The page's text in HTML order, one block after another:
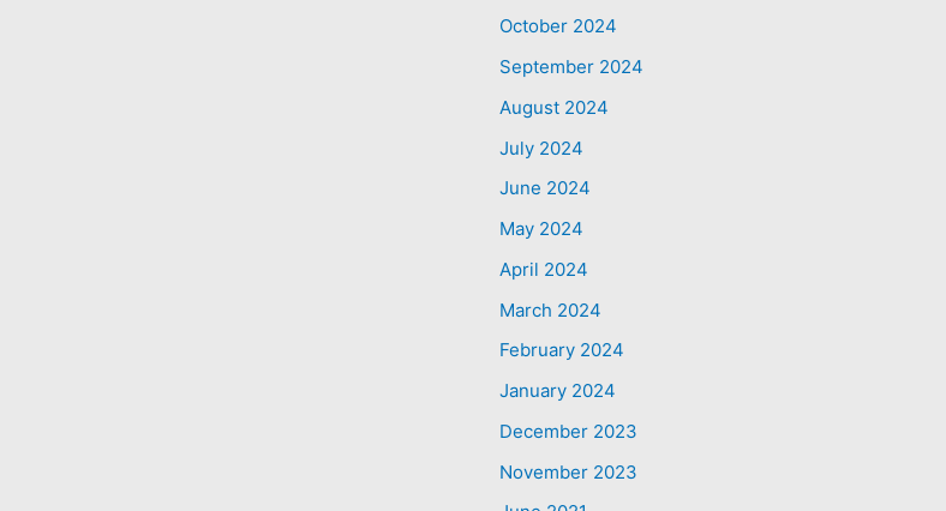
October 2024
September 2024
August 2024
July 2024
June 2024
May 2024
April 2024
March 2024
February 2024
January 2024
December 2023
November 2023